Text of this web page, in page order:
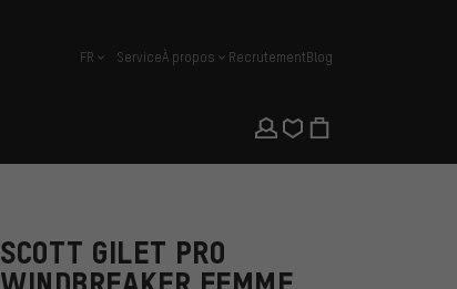
français
FR ServiceÀ propos RecrutementBlog
SCOTT GILET PRO